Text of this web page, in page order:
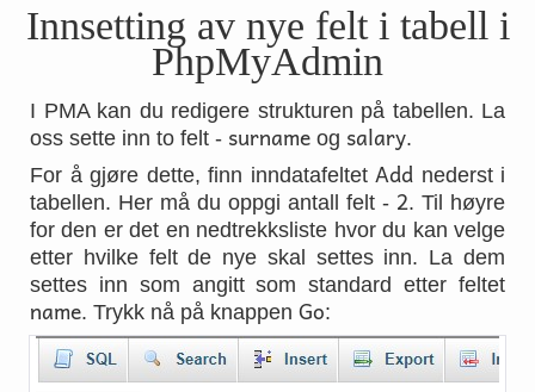
Innsetting av nye felt i tabell i
PhpMyAdmin
I PMA kan du redigere strukturen på tabellen. La
oss sette inn to felt - surname og salary.
For å gjøre dette, finn inndatafeltet Add nederst i
tabellen. Her må du oppgi antall felt - 2. Til høyre
for den er det en nedtrekksliste hvor du kan velge
etter hvilke felt de nye skal settes inn. La dem
settes inn som angitt som standard etter feltet
name. Trykk nå på knappen Go: